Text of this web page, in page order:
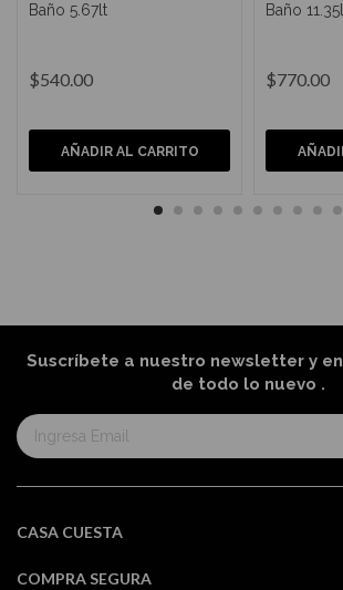
Baño 5.67lt
$540.00
AÑADIR AL CARRITO
Baño
$770.00
Suscríbete a nuestro newsletter y
de todo lo nuevo .
Suscríbase
al
informativo:
CASA CUESTA
COMPRA SEGURA